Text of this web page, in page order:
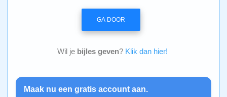
GA DOOR
Wil je bijles geven? Klik dan hier!
Maak nu een gratis account aan.